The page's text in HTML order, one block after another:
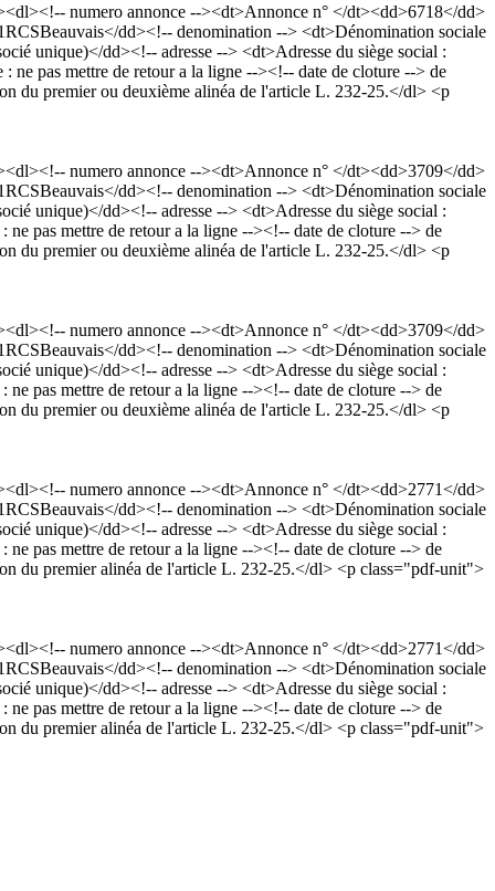
numero annonce --><dt>Annonce n° </dt><dd>6718</dd>
dd><!-- denomination --> <dt>Dénomination sociale
unique)</dd><!-- adresse --> <dt>Adresse du siège social :
pas mettre de retour a la ligne --><!-- date de cloture --> de
du premier ou deuxième alinéa de l'article L. 232-25.</dl> <p
numero annonce --><dt>Annonce n° </dt><dd>3709</dd>
dd><!-- denomination --> <dt>Dénomination sociale
unique)</dd><!-- adresse --> <dt>Adresse du siège social :
pas mettre de retour a la ligne --><!-- date de cloture --> de
du premier ou deuxième alinéa de l'article L. 232-25.</dl> <p
numero annonce --><dt>Annonce n° </dt><dd>3709</dd>
dd><!-- denomination --> <dt>Dénomination sociale
unique)</dd><!-- adresse --> <dt>Adresse du siège social :
pas mettre de retour a la ligne --><!-- date de cloture --> de
du premier ou deuxième alinéa de l'article L. 232-25.</dl> <p
numero annonce --><dt>Annonce n° </dt><dd>2771</dd>
dd><!-- denomination --> <dt>Dénomination sociale
unique)</dd><!-- adresse --> <dt>Adresse du siège social :
pas mettre de retour a la ligne --><!-- date de cloture --> de
du premier alinéa de l'article L. 232-25.</dl> <p class="pdf-unit">
numero annonce --><dt>Annonce n° </dt><dd>2771</dd>
dd><!-- denomination --> <dt>Dénomination sociale
unique)</dd><!-- adresse --> <dt>Adresse du siège social :
pas mettre de retour a la ligne --><!-- date de cloture --> de
du premier alinéa de l'article L. 232-25.</dl> <p class="pdf-unit">